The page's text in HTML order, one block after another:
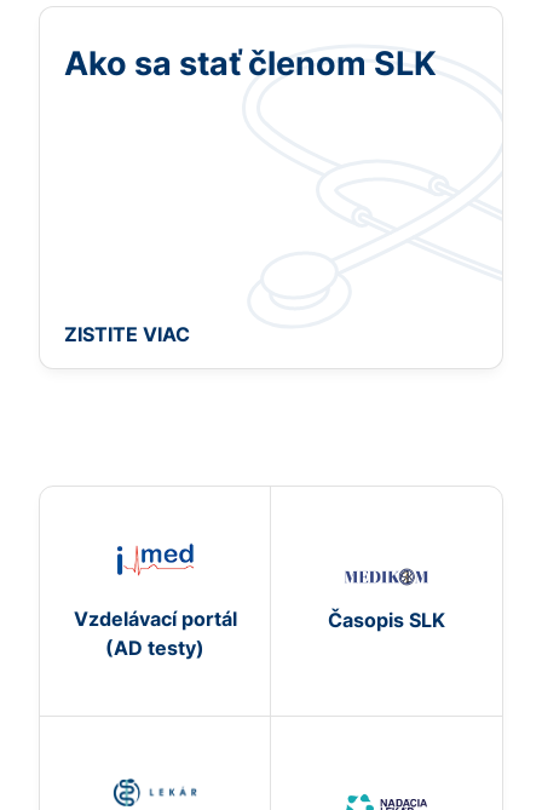
Ako sa stať členom SLK
ZISTITE VIAC
Vzdelávací portál
(AD testy)
Časopis SLK